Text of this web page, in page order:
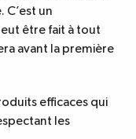
C’est un
être fait à tout
avant la première
efficaces qui
les